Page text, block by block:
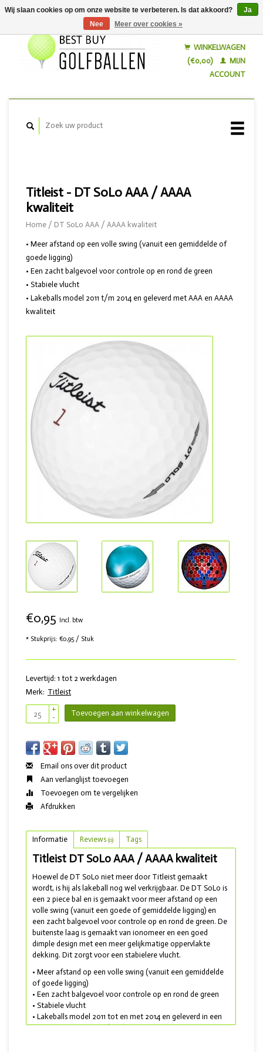
WINKELWAGEN
(€0,00)
MIJN
ACCOUNT
Titleist - DT SoLo AAA / AAAA
kwaliteit
Home / DT SoLo AAA / AAAA kwaliteit
• Meer afstand op een volle swing (vanuit een gemiddelde of
goede ligging)
• Een zacht balgevoel voor controle op en rond de green
• Stabiele vlucht
• Lakeballs model 2011 t/m 2014 en geleverd met AAA en AAAA
kwaliteit
€0,95 Incl. btw
* Stukprijs: €0,95 / Stuk
Levertijd: 1 tot 2 werkdagen
Merk: Titleist
+
-
Toevoegen aan winkelwagen
Email ons over dit product
Aan verlanglijst toevoegen
Toevoegen om te vergelijken
Afdrukken
Informatie Reviews (0) Tags
Titleist DT SoLo AAA / AAAA kwaliteit
Hoewel de DT SoLo niet meer door Titleist gemaakt
wordt, is hij als lakeball nog wel verkrijgbaar. De DT SoLo is
een 2 piece bal en is gemaakt voor meer afstand op een
volle swing (vanuit een goede of gemiddelde ligging) en
een zacht balgevoel voor controle op en rond de green. De
buitenste laag is gemaakt van ionomeer en een goed
dimple design met een meer gelijkmatige oppervlakte
dekking. Dit zorgt voor een stabielere vlucht.
• Meer afstand op een volle swing (vanuit een gemiddelde
of goede ligging)
• Een zacht balgevoel voor controle op en rond de green
• Stabiele vlucht
• Lakeballs model 2011 tot en met 2014 en geleverd in een
mix met AAA en AAAA kwaliteit
Wij slaan cookies op om onze website te verbeteren. Is dat akkoord?
Ja
Nee
Meer over cookies »